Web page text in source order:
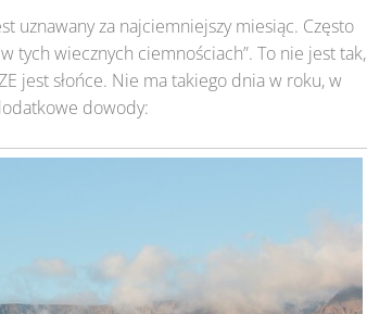
uznawany za najciemniejszy miesiąc. Często
tych wiecznych ciemnościach”. To nie jest tak,
jest słońce. Nie ma takiego dnia w roku, w
dowody: